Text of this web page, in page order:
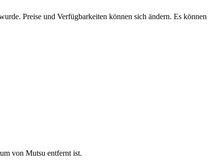
Preise und Verfügbarkeiten können sich ändern. Es können
von Mutsu entfernt ist.